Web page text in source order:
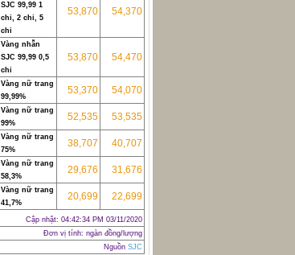
SJC 99,99 1
chỉ, 2 chỉ, 5
chỉ
53,870 54,370
Vàng nhẫn
SJC 99,99 0,5
chỉ
53,870 54,470
Vàng nữ trang
99,99%
53,370 54,070
Vàng nữ trang
99%
52,535 53,535
Vàng nữ trang
75%
38,707 40,707
Vàng nữ trang
58,3%
29,676 31,676
Vàng nữ trang
41,7%
20,699 22,699
Cập nhật: 04:42:34 PM 03/11/2020
Đơn vị tính: ngàn đồng/lượng
Nguồn SJC